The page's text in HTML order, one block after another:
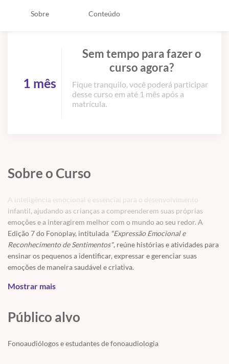
Sobre Conteúdo
1 mês
Sem tempo para fazer o
curso agora?
Fique tranquilo, você poderá participar
desse curso em até 1 mês após a
matrícula.
Sobre o Curso
A inteligência emocional é essencial para o desenvolvimento
infantil, ajudando as crianças a compreenderem suas próprias
emoções e a interagirem melhor com o mundo ao seu redor. A
Edição 7 do Fonoplay, intitulada "Expressão Emocional e
Reconhecimento de Sentimentos", reúne histórias e atividades para
ensinar os pequenos a identificar, expressar e gerenciar suas
emoções de maneira saudável e criativa.
Confira os destaques desta edição:
Mostrar mais
Público alvo
Fonoaudiólogos e estudantes de fonoaudiologia